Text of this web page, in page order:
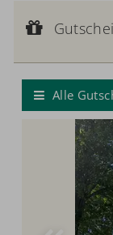
zł
р.
C$
N$
Alle